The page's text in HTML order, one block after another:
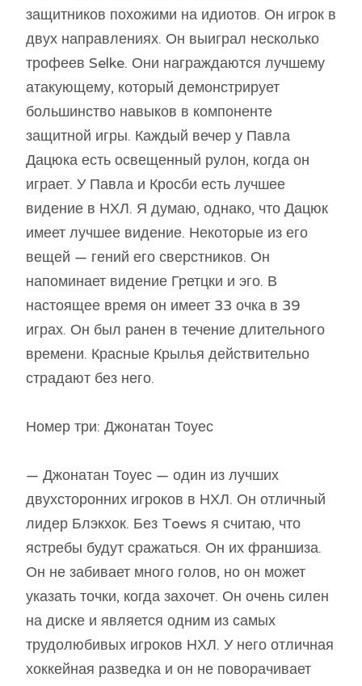
защитников похожими на идиотов. Он игрок в
двух направлениях. Он выиграл несколько
трофеев Selke. Они награждаются лучшему
атакующему, который демонстрирует
большинство навыков в компоненте
защитной игры. Каждый вечер у Павла
Дацюка есть освещенный рулон, когда он
играет. У Павла и Кросби есть лучшее
видение в НХЛ. Я думаю, однако, что Дацюк
имеет лучшее видение. Некоторые из его
вещей — гений его сверстников. Он
напоминает видение Гретцки и эго. В
настоящее время он имеет 33 очка в 39
играх. Он был ранен в течение длительного
времени. Красные Крылья действительно
страдают без него.
Номер три: Джонатан Тоуес
— Джонатан Тоуес — один из лучших
двухсторонних игроков в НХЛ. Он отличный
лидер Блэкхок. Без Toews я считаю, что
ястребы будут сражаться. Он их франшиза.
Он не забивает много голов, но он может
указать точки, когда захочет. Он очень силен
на диске и является одним из самых
трудолюбивых игроков НХЛ. У него отличная
хоккейная разведка и он не поворачивает